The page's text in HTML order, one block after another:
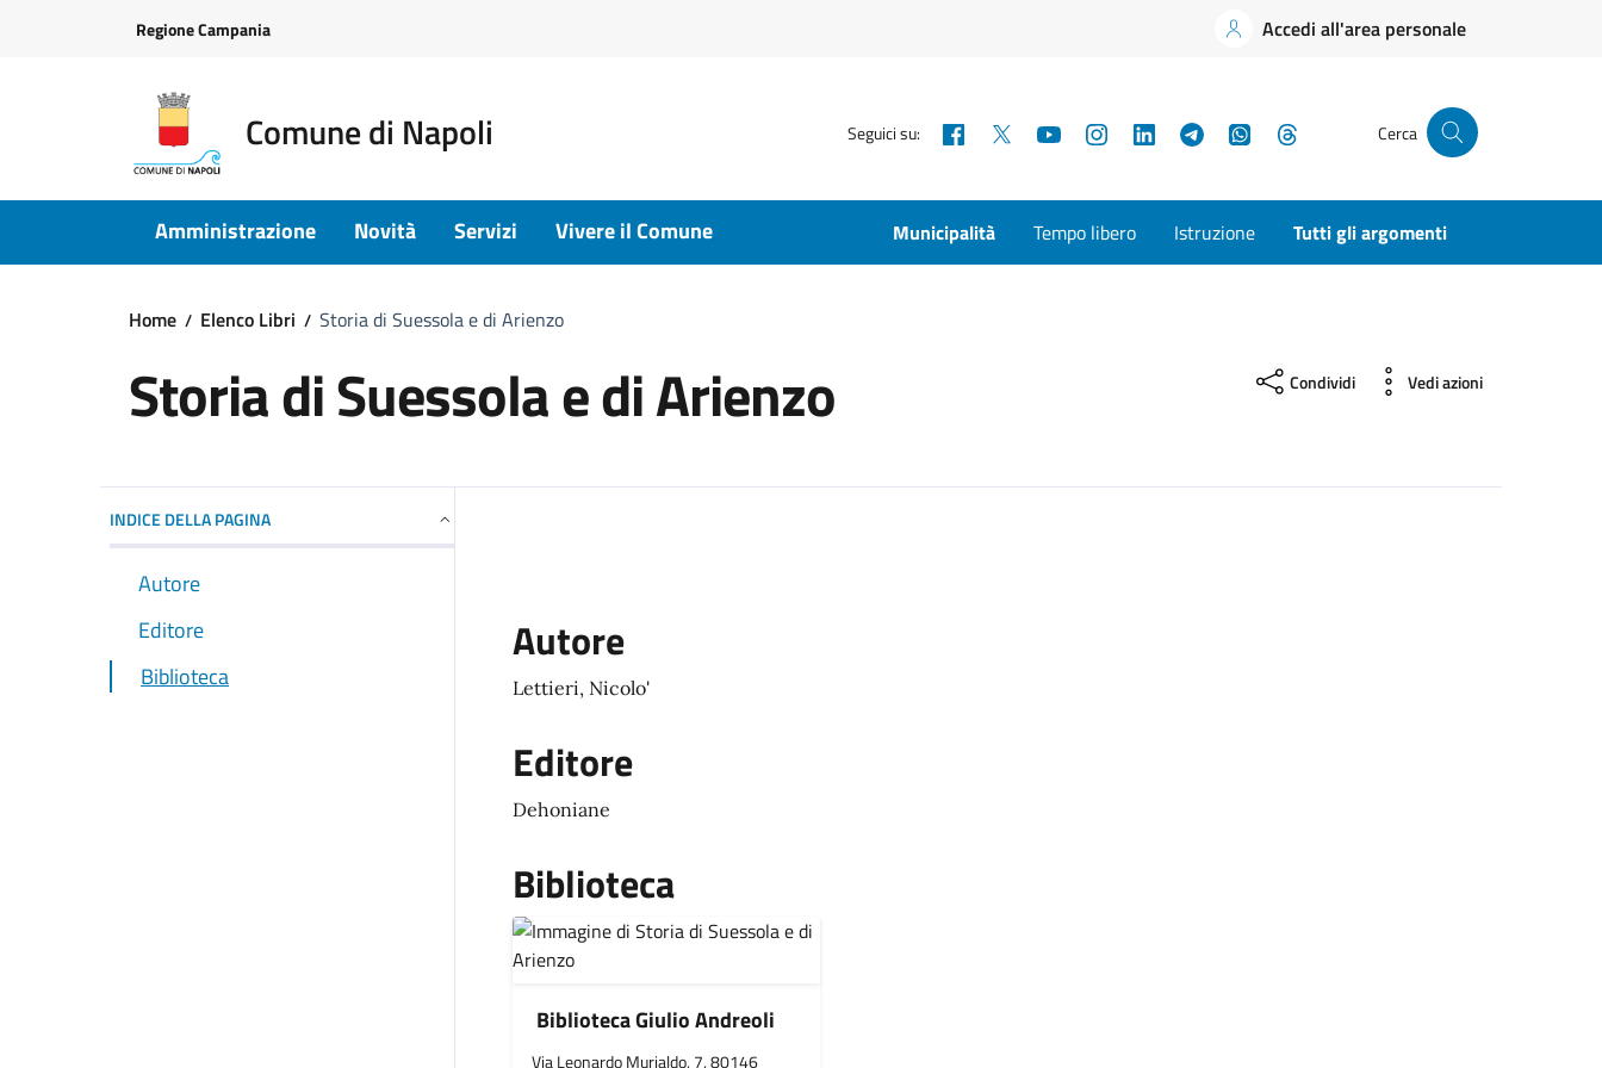
Regione Campania Accedi all'area personale
Comune di Napoli Seguici su: Facebook YouTubeInstagramLinkedInTelegramWhatsApp Cerca
Amministrazione Novità Servizi Vivere il Comune Municipalità Tempo libero Istruzione Tutti gli argomenti
Home Elenco Libri Storia di Suessola e di Arienzo
Storia di Suessola e di Arienzo Condividi Vedi azioni
INDICE DELLA PAGINA
Autore
Editore
Biblioteca
Autore
Lettieri, Nicolo'
Editore
Dehoniane
Biblioteca
Biblioteca Giulio Andreoli
Via Leonardo Murialdo, 7, 80146